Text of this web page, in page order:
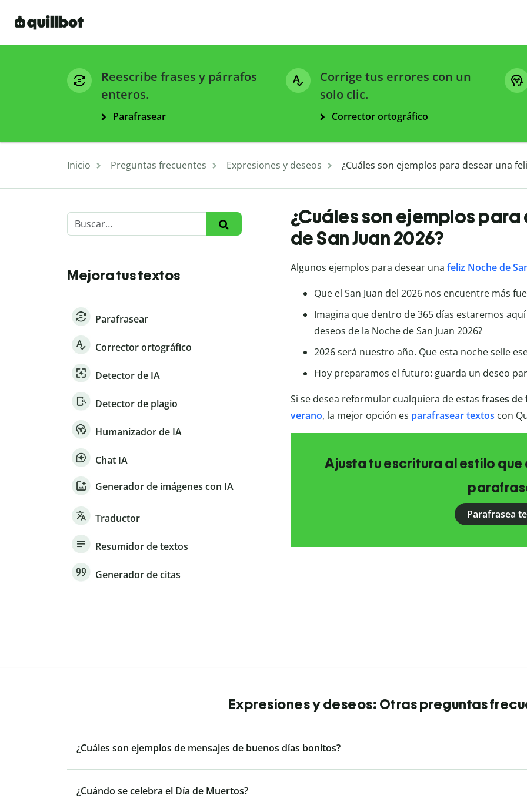
Reescribe frases y párrafos
enteros.
Parafrasear
Corrige tus errores con un
solo clic.
Corrector ortográfico
Inicio Preguntas frecuentes Expresiones y deseos ¿Cuáles son ejemplos para desear una
Mejora tus textos
Parafrasear
Corrector ortográfico
Detector de IA
Detector de plagio
Humanizador de IA
Chat IA
Generador de imágenes con IA
Traductor
Resumidor de textos
Generador de citas
¿Cuáles son ejemplos
de San Juan 2026?
Algunos ejemplos para desear una feliz Noche de
Que el San Juan del 2026 nos encuentre más
Imagina que dentro de 365 días estaremos
deseos de la Noche de San Juan 2026?
2026 será nuestro año. Que esta noche selle
Hoy preparamos el futuro: guarda un deseo
Si se desea reformular cualquiera de estas frases de
verano, la mejor opción es parafrasear textos con
Ajusta tu escritura al estilo
Parafrasea
Expresiones y deseos: Otras preguntas
¿Cuáles son ejemplos de mensajes de buenos días bonitos?
¿Cuándo se celebra el Día de Muertos?